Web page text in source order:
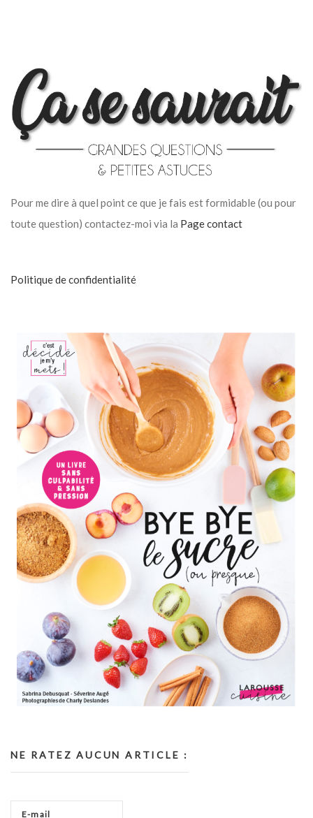
Pour me dire à quel point ce que je fais est formidable (ou pour
toute question) contactez-moi via la Page contact
Politique de confidentialité
NE RATEZ AUCUN ARTICLE :